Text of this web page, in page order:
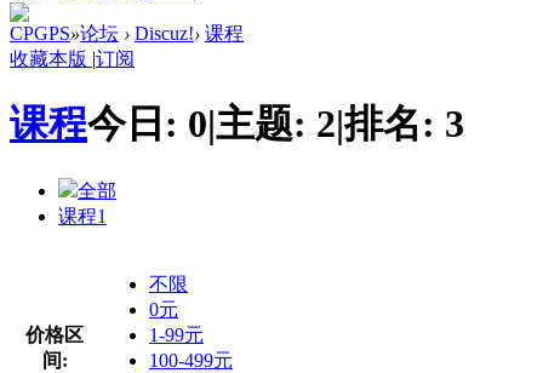
CPGPS»论坛 › Discuz!› 课程
收藏本版 |订阅
课程今日: 0|主题: 2|排名: 3
全部
课程1
价格区
间:
不限
0元
1-99元
100-499元